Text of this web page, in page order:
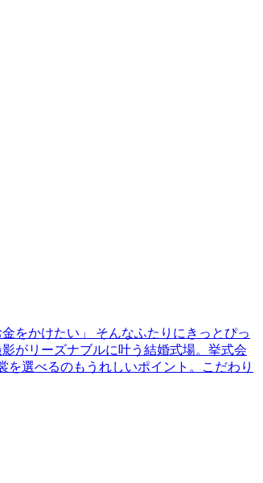
をかけたい」 そんなふたりにきっとぴっ
がリーズナブルに叶う結婚式場。挙式会
選べるのもうれしいポイント。こだわり